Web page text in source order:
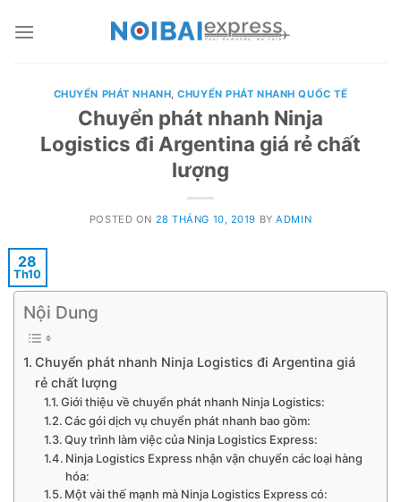
CHUYỂN PHÁT NHANH,CHUYỂN PHÁT NHANH QUỐC TẾ
Chuyển phát nhanh Ninja
Logistics đi Argentina giá rẻ chất
lượng
POSTED ON 28 THÁNG 10, 2019 BYADMIN
28
Th10
Nội Dung
Chuyển phát nhanh Ninja Logistics đi Argentina giá
rẻ chất lượng
Giới thiệu về chuyển phát nhanh Ninja Logistics:
Các gói dịch vụ chuyển phát nhanh bao gồm:
Quy trình làm việc của Ninja Logistics Express:
Ninja Logistics Express nhận vận chuyển các loại hàng
hóa:
Một vài thế mạnh mà Ninja Logistics Express có: